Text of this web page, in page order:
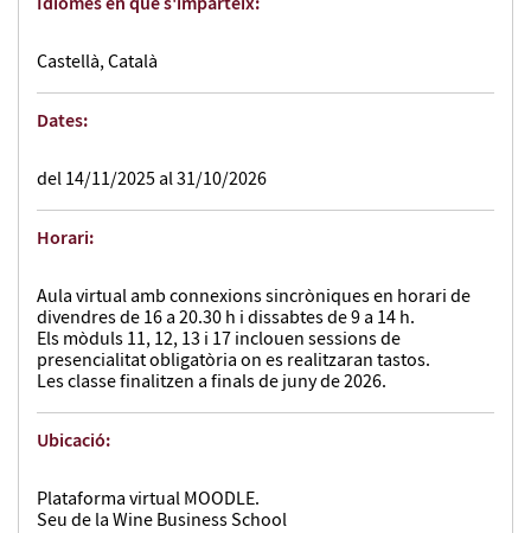
Castellà, Català
Dates:
del 14/11/2025 al 31/10/2026
Horari:
Aula virtual amb connexions sincròniques en horari de
divendres de 16 a 20.30 h i dissabtes de 9 a 14 h.
Els mòduls 11, 12, 13 i 17 inclouen sessions de
presencialitat obligatòria on es realitzaran tastos.
Les classe finalitzen a finals de juny de 2026.
Ubicació:
Plataforma virtual MOODLE.
Seu de la Wine Business School